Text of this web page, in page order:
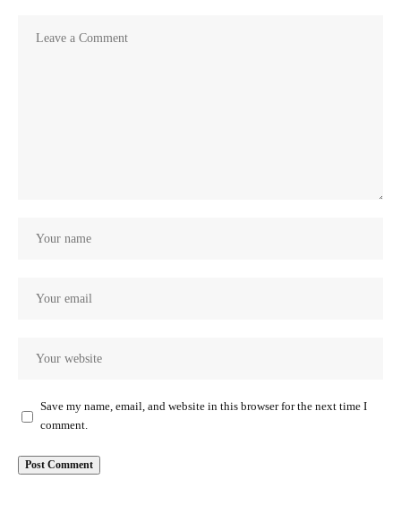
Save my name, email, and website in this browser for the next time I
comment.